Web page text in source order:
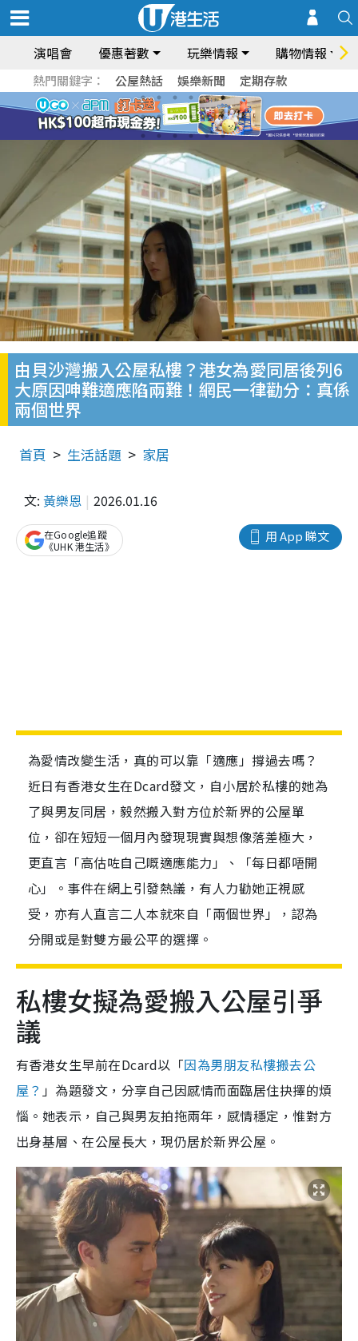
演唱會 優惠著數 玩樂情報 購物情報
熱門關鍵字： 公屋熱話 娛樂新聞 定期存款
由貝沙灣搬入公屋私樓？港女為愛同居後列6
大原因呻難適應陷兩難！網民一律勸分：真係
兩個世界
首頁 生活話題 家居
文: 黃樂恩 2026.01.16
用 App 睇文
在Google追蹤
《UHK 港生活》
為愛情改變生活，真的可以靠「適應」撐過去嗎？
近日有香港女生在Dcard發文，自小居於私樓的她為
了與男友同居，毅然搬入對方位於新界的公屋單
位，卻在短短一個月內發現現實與想像落差極大，
更直言「高估咗自己嘅適應能力」、「每日都唔開
心」。事件在網上引發熱議，有人力勸她正視感
受，亦有人直言二人本就來自「兩個世界」，認為
分開或是對雙方最公平的選擇。
私樓女擬為愛搬入公屋引爭
議
有香港女生早前在Dcard以「因為男朋友私樓搬去公
屋？ 」為題發文，分享自己因感情而面臨居住抉擇的煩
惱。她表示，自己與男友拍拖兩年，感情穩定，惟對方
出身基層、在公屋長大，現仍居於新界公屋。